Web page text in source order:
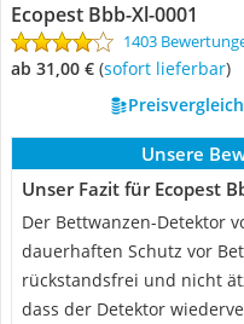
Ecopest Bbb-Xl-0001
1403
ab 31,00 € ( Sofort lieferbar)
Unsere
Unser Fazit für Ecopest
Der Bettwanzen-Detektor
dauerhaften Schutz vor
rückstandsfrei und nicht
dass der Detektor